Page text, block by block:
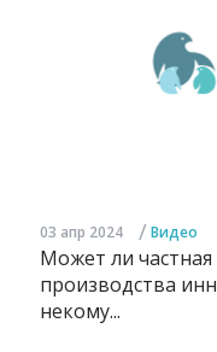
03 апр 2024 / Видео
Может ли
производства
некому...